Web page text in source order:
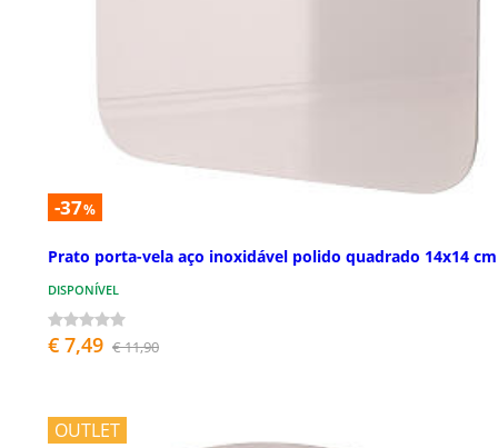
-37%
Prato porta-vela aço inoxidável polido quadrado 14x14 cm
DISPONÍVEL
€ 7,49 € 11,90
OUTLET